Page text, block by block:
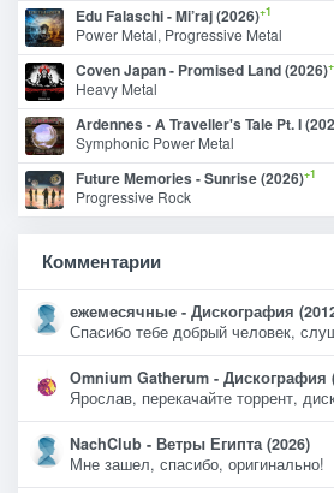
Edu Falaschi - Mi’raj (2026)+1
Power Metal, Progressive Metal
Coven Japan - Promised Land (2026)
Heavy Metal
Ardennes - A Traveller's Tale Pt. I
Symphonic Power Metal
Future Memories - Sunrise (2026)+1
Progressive Rock
Комментарии
ежемесячные - Дискография
Спасибо тебе добрый человек,
Omnium Gatherum - Дискография
Ярослав, перекачайте торрент,
NachClub - Ветры Египта (2026)
Мне зашел, спасибо, оригинально!